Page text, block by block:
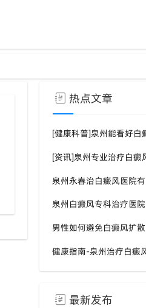
热点文章
男性如何避免白癜风扩散
最新发布